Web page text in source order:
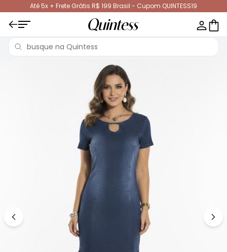
Até 5x + Frete Grátis R$ 199 Brasil - Cupom QUINTESS19